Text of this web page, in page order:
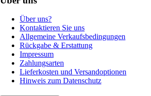
Über uns?
Kontaktieren Sie uns
Allgemeine Verkaufsbedingungen
Rückgabe & Erstattung
Impressum
Zahlungsarten
Lieferkosten und Versandoptionen
Hinweis zum Datenschutz